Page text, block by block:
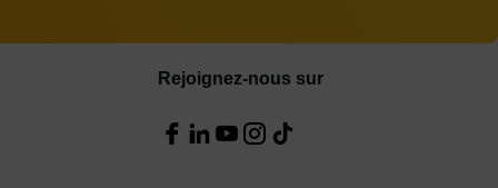
Rejoignez-nous sur